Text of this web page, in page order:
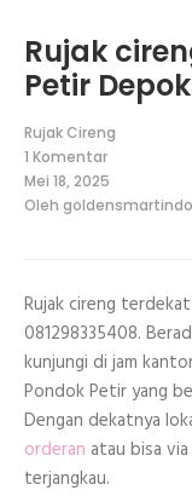
Rujak
Petir Depok
Rujak Cireng
1 Komentar
pada
Rujak
cireng
Depok
Mei 18, 2025
Oleh
Rujak cireng
081298335408.
kunjungi di jam
Pondok Petir yang
Dengan dekatnya
orderan atau bisa
terjangkau.